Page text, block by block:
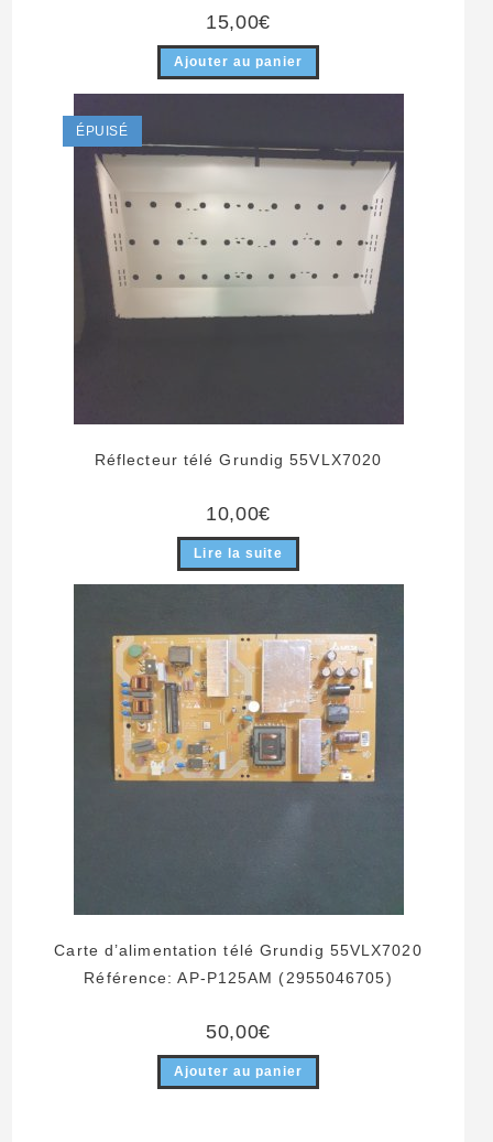
15,00€
Ajouter au panier
ÉPUISÉ
Réflecteur télé Grundig 55VLX7020
10,00€
Lire la suite
Carte d’alimentation télé Grundig 55VLX7020
Référence: AP-P125AM (2955046705)
50,00€
Ajouter au panier